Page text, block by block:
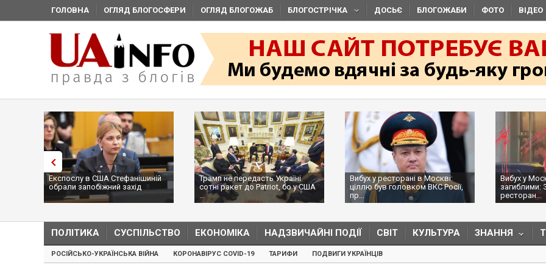
ГОЛОВНА ОГЛЯД БЛОГОСФЕРИ ОГЛЯД БЛОГОЖАБ БЛОГОСТРІЧКА ДОСЬЄ БЛОГОЖАБИ ФОТО ВІДЕО
Експослу в США Стефанішиній
обрали запобіжний захід
Трамп не передасть Україні
сотні ракет до Patriot, бо у США
...
Вибух у ресторані в Москві:
ціллю був головком ВКС Росії,
пр...
Вибух у
загиблими:
ресторан...
ПОЛІТИКА СУСПІЛЬСТВО ЕКОНОМІКА НАДЗВИЧАЙНІ ПОДІЇ СВІТ КУЛЬТУРА ЗНАННЯ
РОСІЙСЬКО-УКРАЇНСЬКА ВІЙНА КОРОНАВІРУС COVID-19 ТАРИФИ ПОДВИГИ УКРАЇНЦІВ